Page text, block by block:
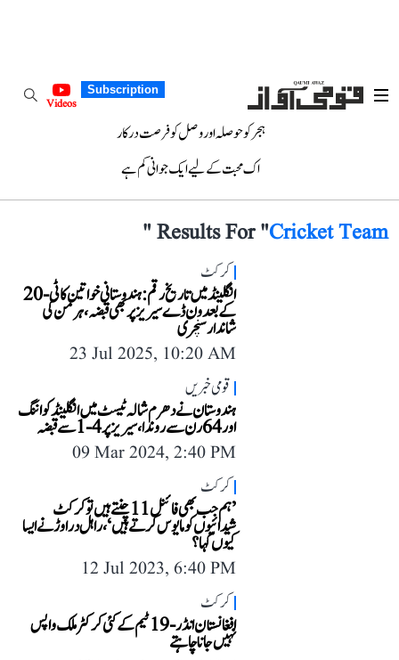
Subscription
Videos
ہجر کو حوصلہ اور وصل کو فرصت درکار
اک محبت کے لیے ایک جوانی کم ہے
Results For "Cricket Team
"
کرکٹ
انگلینڈ میں تاریخ رقم: ہندوستانی خواتین کا ٹی-20
کے بعد ون ڈے سیریز پر بھی قبضہ، ہرمن کی
شاندار سنچری
23 Jul 2025, 10:20 AM
قومی خبریں
ہندوستان نے دھرم شالہ ٹیسٹ میں انگلینڈ کو اننگ
اور 64 رن سے روندا، سیریز پر 4-1 سے قبضہ
09 Mar 2024, 2:40 PM
کرکٹ
’ہم جب بھی فائنل 11 چنتے ہیں تو کرکٹ
شیدائیوں کو مایوس کرتے ہیں‘، راہل دراوڑ نے ایسا
کیوں کہا؟
12 Jul 2023, 6:40 PM
کرکٹ
افغانستان انڈر-19 ٹیم کے کئی کرکٹر ملک واپس
نہیں جانا چاہتے